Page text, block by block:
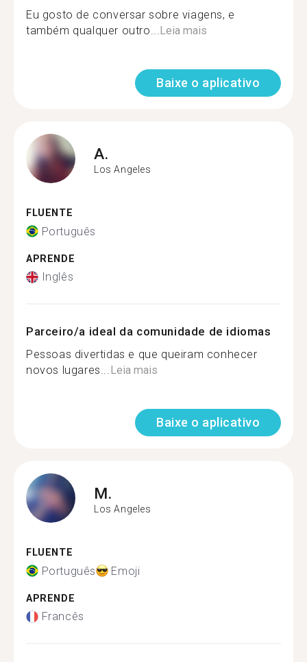
Eu gosto de conversar sobre viagens, e
também qualquer outro...Leia mais
Baixe o aplicativo
A.
Los Angeles
FLUENTE
Português
APRENDE
Inglês
Parceiro/a ideal da comunidade de idiomas
Pessoas divertidas e que queiram conhecer
novos lugares...Leia mais
Baixe o aplicativo
M.
Los Angeles
FLUENTE
Português Emoji
APRENDE
Francês